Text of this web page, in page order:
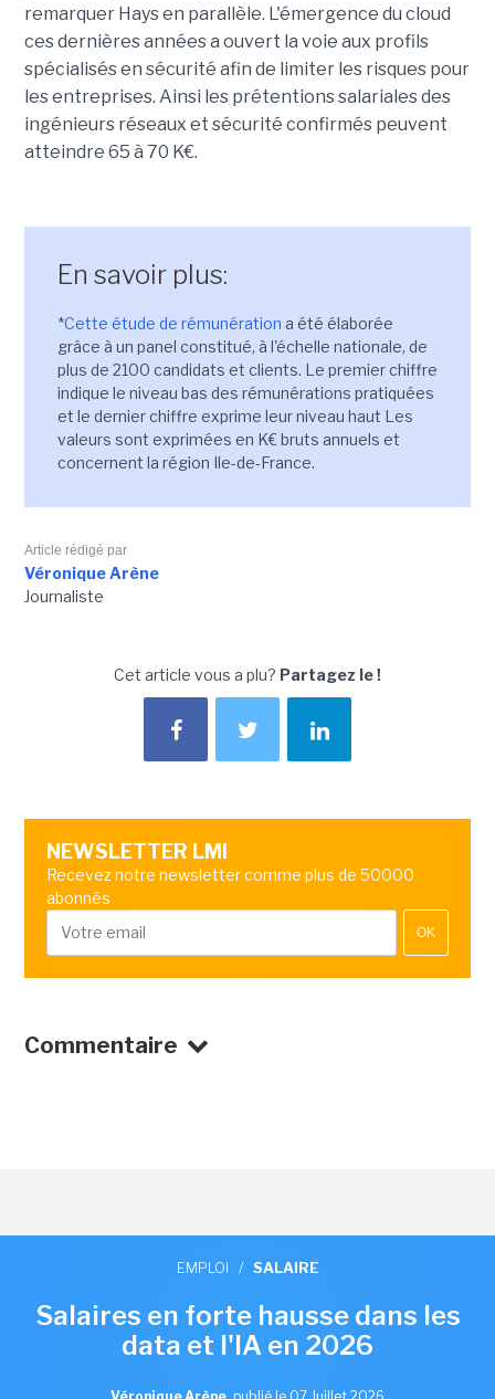
remarquer Hays en parallèle. L'émergence du cloud
ces dernières années a ouvert la voie aux profils
spécialisés en sécurité afin de limiter les risques pour
les entreprises. Ainsi les prétentions salariales des
ingénieurs réseaux et sécurité confirmés peuvent
atteindre 65 à 70 K€.
En savoir plus:
*Cette étude de rémunération a été élaborée
grâce à un panel constitué, à l'échelle nationale, de
plus de 2100 candidats et clients. Le premier chiffre
indique le niveau bas des rémunérations pratiquées
et le dernier chiffre exprime leur niveau haut Les
valeurs sont exprimées en K€ bruts annuels et
concernent la région Ile-de-France.
Article rédigé par
Véronique Arène
Journaliste
Cet article vous a plu? Partagez le !
NEWSLETTER LMI
Recevez notre newsletter comme plus de 50000
abonnés
OK
Commentaire
EMPLOI / SALAIRE
Salaires en forte hausse dans les
data et l'IA en 2026